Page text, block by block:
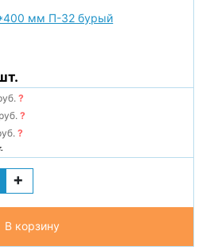
мм П-32 бурый
?
?
?
+
В корзину